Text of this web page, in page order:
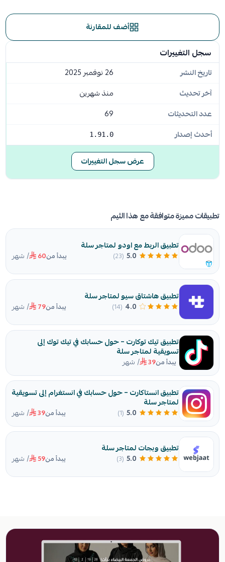
أضف للمقارنة
سجل التغييرات
تاريخ النشر
26 نوفمبر 2025
آخر تحديث
منذ شهرين
عدد التحديثات
69
أحدث إصدار
1.91.0
عرض سجل التغييرات
تطبيقات مميزة متوافقة مع هذا الثيم
تطبيق الربط مع اودو لمتاجر سلة
5.0
(23) يبدأ من60 / شهر
تطبيق هاشتاق سيو لمتاجر سلة
4.0
(14) يبدأ من79 / شهر
تطبيق تيك توكارت – حول حسابك في تيك توك إلى
تسويقية لمتاجر سلة
يبدأ من39 / شهر
تطبيق انستاكارت – حول حسابك في انستغرام إلى تسويقية
لمتاجر سلة
5.0
(1) يبدأ من39 / شهر
تطبيق وبجات لمتاجر سلة
5.0
(3) يبدأ من59 / شهر